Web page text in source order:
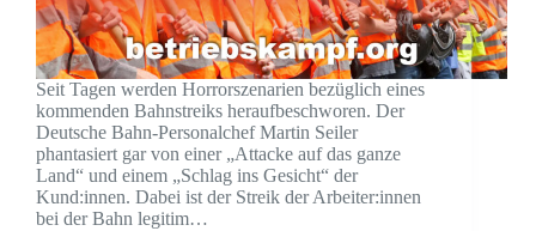
Seit Tagen werden Horrorszenarien bezüglich eines
kommenden Bahnstreiks heraufbeschworen. Der
Deutsche Bahn-Personalchef Martin Seiler
phantasiert gar von einer „Attacke auf das ganze
Land“ und einem „Schlag ins Gesicht“ der
Kund:innen. Dabei ist der Streik der Arbeiter:innen
bei der Bahn legitim…